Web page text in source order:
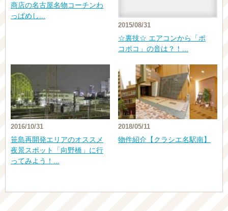
商店の名古屋名物コーチンわ
っぱめし...
2015/08/31
☆裏技☆ エアコンから「ポ
コポコ」の音は？！...
2016/10/31
笹島再開発エリアのオススメ
夜景スポット「向野橋」に行
ってみよう！...
2018/05/11
物件紹介【クラシエ名駅南】